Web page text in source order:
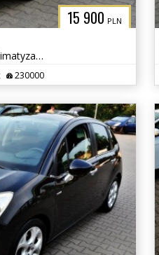
15 900 PLN
Czujniki parkowania, Hak, Klimatyzacja
230000